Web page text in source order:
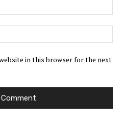
in this browser for the next